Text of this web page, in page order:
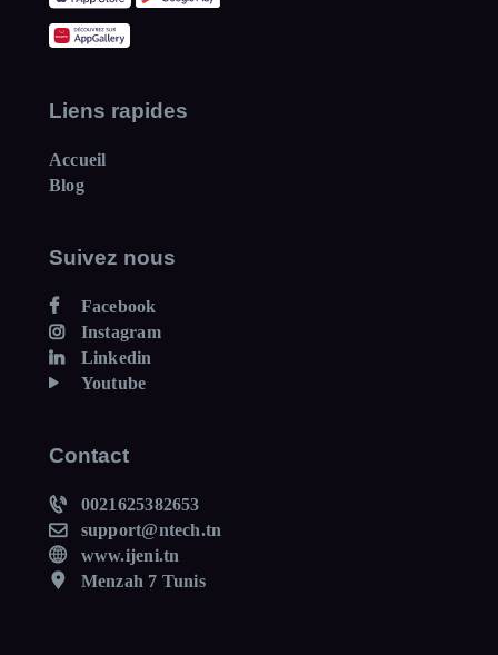
Liens rapides
Accueil
Blog
Suivez nous
Facebook
Instagram
Linkedin
Youtube
Contact
0021625382653
support@ntech.tn
www.ijeni.tn
Menzah 7 Tunis